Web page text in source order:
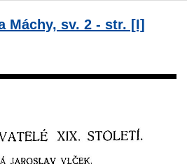
Máchy, sv. 2 - str. [I]